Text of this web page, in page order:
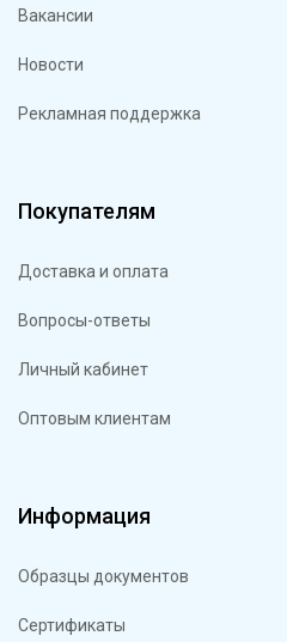
Вакансии
Новости
Рекламная поддержка
Покупателям
Доставка и оплата
Вопросы-ответы
Личный кабинет
Оптовым клиентам
Информация
Образцы документов
Сертификаты